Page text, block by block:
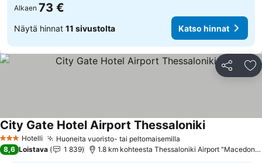
Alkaen 73 €
Näytä hinnat 11 sivustolta Katso hinnat
Jaa
3 Tähtiluokitus
Hotelli Huoneita vuoristo- tai peltomaisemilla
City Gate Hotel Airport ThessalonikiKatso hinnat
8,6 Loistava 1 839 1.8 km kohteesta Thessaloniki Airport